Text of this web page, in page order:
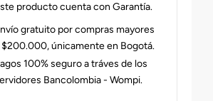
producto cuenta con Garantía.
gratuito por compras mayores
$200.000, únicamente en Bogotá.
100% seguro a tráves de los
Bancolombia - Wompi.